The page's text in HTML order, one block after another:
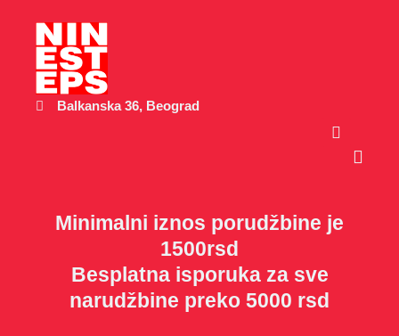
садржај
Balkanska 36, Beograd
Cart
Minimalni iznos porudžbine je
1500rsd
Besplatna isporuka za sve
narudžbine preko 5000 rsd